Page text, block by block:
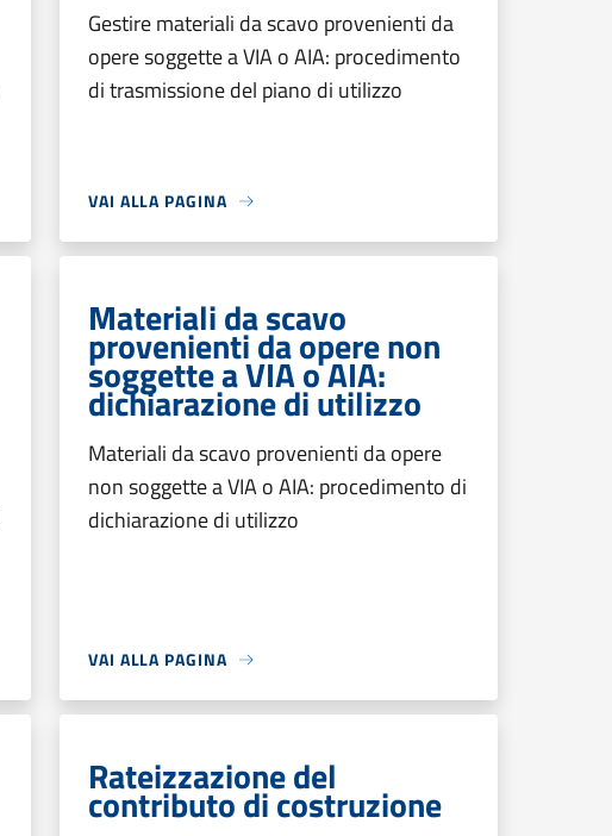
Gestire materiali da scavo provenienti da
opere soggette a VIA o AIA: procedimento
di trasmissione del piano di utilizzo
VAI ALLA PAGINA
Materiali da scavo
provenienti da opere non
soggette a VIA o AIA:
dichiarazione di utilizzo
Materiali da scavo provenienti da opere
non soggette a VIA o AIA: procedimento di
dichiarazione di utilizzo
VAI ALLA PAGINA
Rateizzazione del
contributo di costruzione